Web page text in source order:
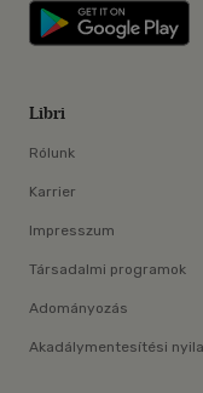
Libri
Rólunk
Karrier
Impresszum
Társadalmi programok
Adományozás
Akadálymentesítési